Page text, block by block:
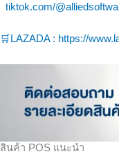
tiktok.com/
🛒LAZADA : https://
สินค้า POS แนะนำ